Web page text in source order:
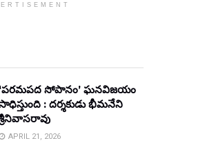
‘పరమపద సోపానం’ ఘనవిజయం
: దర్శకుడు భీమనేని
APRIL 21, 2026